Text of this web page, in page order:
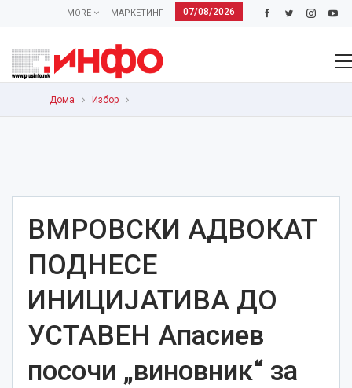
07/08/2026
МАРКЕТИНГ
MORE
Дома Избор
ВМРОВСКИ АДВОКАТ
ПОДНЕСЕ
ИНИЦИЈАТИВА ДО
УСТАВЕН Апасиев
посочи „виновник“ за